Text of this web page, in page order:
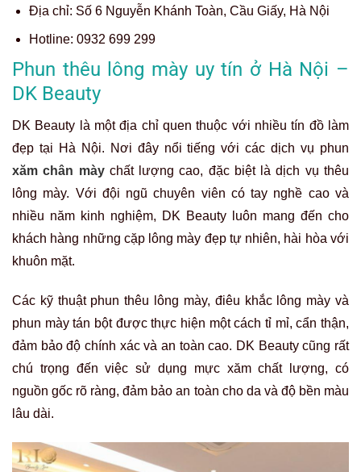
Địa chỉ: Số 6 Nguyễn Khánh Toàn, Cầu Giấy, Hà Nội
Hotline: 0932 699 299
Phun thêu lông mày uy tín ở Hà Nội –
DK Beauty
DK Beauty là một địa chỉ quen thuộc với nhiều tín đồ làm
đẹp tại Hà Nội. Nơi đây nổi tiếng với các dịch vụ phun
xăm chân màychất lượng cao, đặc biệt là dịch vụ thêu
lông mày. Với đội ngũ chuyên viên có tay nghề cao và
nhiều năm kinh nghiệm, DK Beauty luôn mang đến cho
khách hàng những cặp lông mày đẹp tự nhiên, hài hòa với
khuôn mặt.
Các kỹ thuật phun thêu lông mày, điêu khắc lông mày và
phun mày tán bột được thực hiện một cách tỉ mỉ, cẩn thận,
đảm bảo độ chính xác và an toàn cao. DK Beauty cũng rất
chú trọng đến việc sử dụng mực xăm chất lượng, có
nguồn gốc rõ ràng, đảm bảo an toàn cho da và độ bền màu
lâu dài.